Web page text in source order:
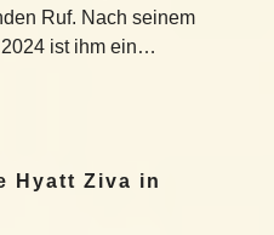
Ruf. Nach seinem
ist ihm ein…
Hyatt Ziva in